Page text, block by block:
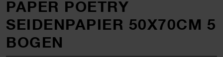
PAPER POETRY
SEIDENPAPIER 50X70CM 5
BOGEN